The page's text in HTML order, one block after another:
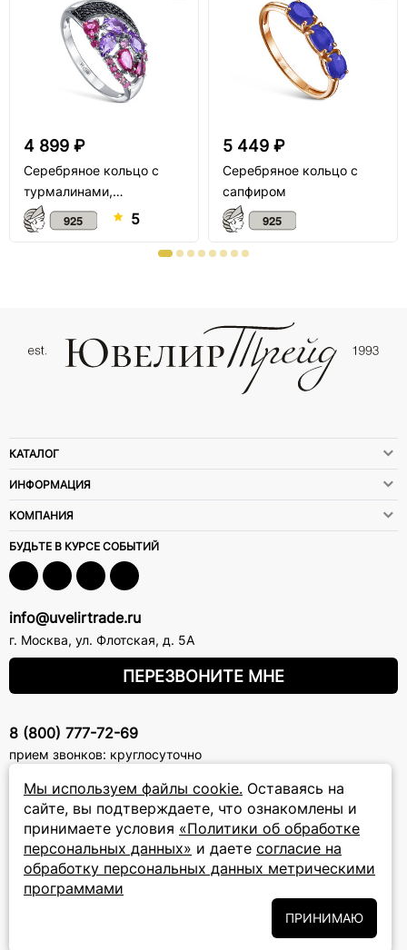
4 899 ₽
Серебряное кольцо с
турмалинами,
аметистом и шпинелью
5
5 449 ₽
Серебряное кольцо с
сапфиром
Мы используем файлы cookie. Оставаясь на
сайте, вы подтверждаете, что ознакомлены и
принимаете условия «Политики об обработке
персональных данных» и даете согласие на
обработку персональных данных метрическими
программами
ПРИНИМАЮ
КАТАЛОГ
ИНФОРМАЦИЯ
КОМПАНИЯ
БУДЬТЕ В КУРСЕ СОБЫТИЙ
info@uvelirtrade.ru
г. Москва, ул. Флотская, д. 5А
ПЕРЕЗВОНИТЕ МНЕ
8 (800) 777-72-69
прием звонков: круглосуточно
ПОДПИСКА НА РАССЫЛКУ
Подписаться на новости
Подписываясь на рассылку, вы соглашаетесь с условиямиПолитики
обработки персональных данных